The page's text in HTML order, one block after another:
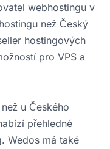
webhostingu v
než Český
hostingových
pro VPS a
u Českého
přehledné
Wedos má také